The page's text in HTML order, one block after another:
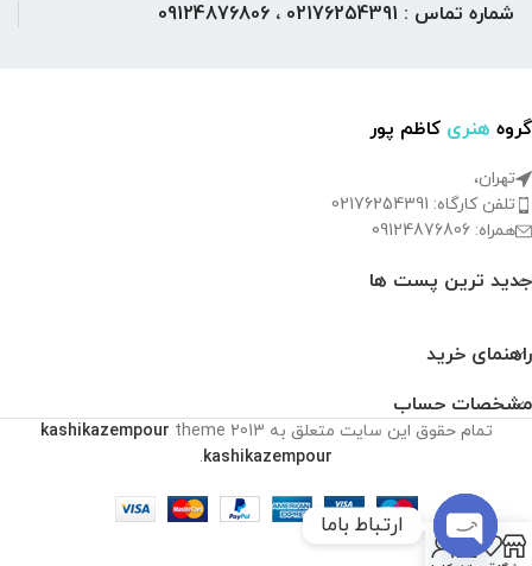
شماره تماس : 02176254391 ، 09124876806
گروه هنری کاظم پور
تهران،
تلفن کارگاه: 02176254391
همراه: 09124876806
جدید ترین پست ها
راهنمای خرید
مشخصات حساب
تمام حقوق این سایت متعلق به kashikazempour theme 2013
kashikazempour
.
0 ارتباط باما